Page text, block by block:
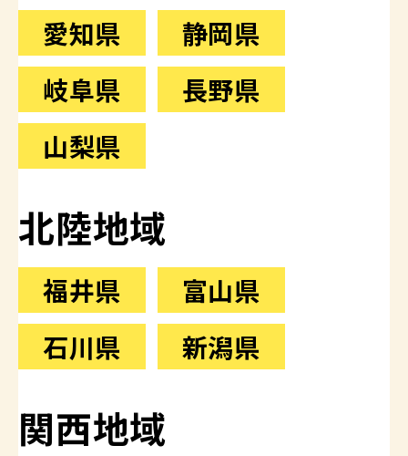
愛知県
静岡県
岐阜県
長野県
山梨県
北陸地域
福井県
富山県
石川県
新潟県
関西地域